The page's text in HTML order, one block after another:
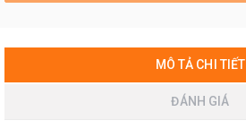
MÔ TẢ CHI TIẾT
ĐÁNH GIÁ